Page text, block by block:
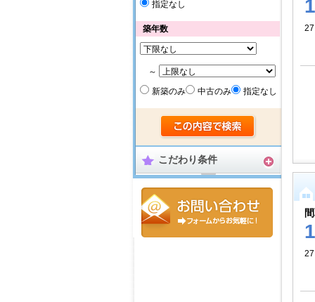
指定なし
築年数
～
新築のみ
中古のみ 指定なし
こだわり条件